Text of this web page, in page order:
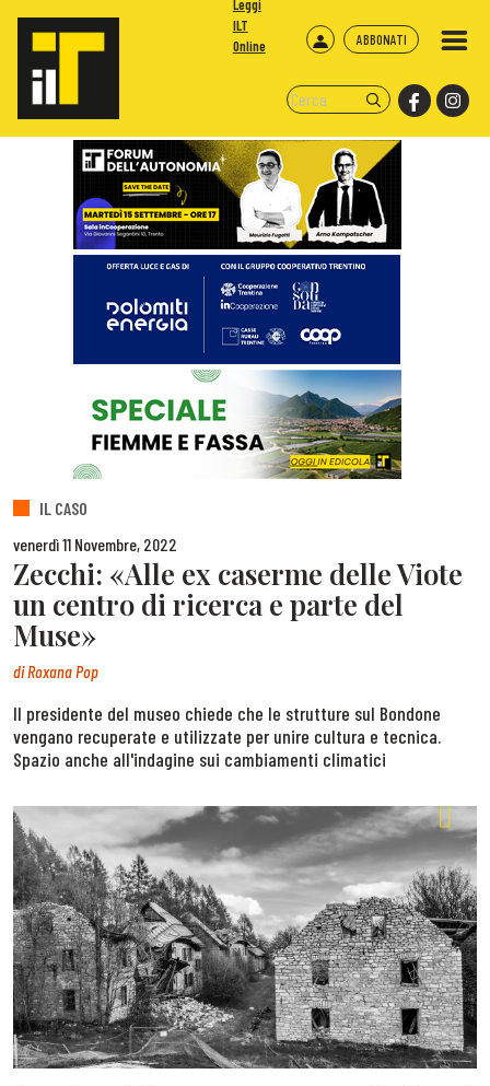
ABBONATI
Leggi
ILT
Online
IL CASO
venerdì 11 Novembre, 2022
Zecchi: «Alle ex caserme delle Viote
un centro di ricerca e parte del
Muse»
diRoxana Pop
Il presidente del museo chiede che le strutture sul Bondone
vengano recuperate e utilizzate per unire cultura e tecnica.
Spazio anche all'indagine sui cambiamenti climatici